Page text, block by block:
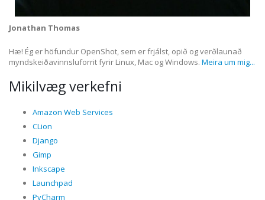
Jonathan Thomas
Hæ! Ég er höfundur OpenShot, sem er frjálst, opið og verðlaunað
myndskeiðavinnsluforrit fyrir Linux, Mac og Windows. Meira um mig...
Mikilvæg verkefni
Amazon Web Services
CLion
Django
Gimp
Inkscape
Launchpad
PyCharm